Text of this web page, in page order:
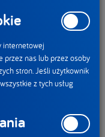
rolę naszych
wszyscy skupić
dostaw,
spożywczych dla
i decyzjom
internetowej
przez nas lub przez osoby
stron. Jeśli użytkownik
z tych usług